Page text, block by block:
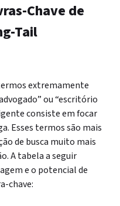
Chave de
Tail
extremamente
ou “escritório
consiste em focar
Esses termos são mais
de busca muito mais
A tabela a seguir
e o potencial de
chave: